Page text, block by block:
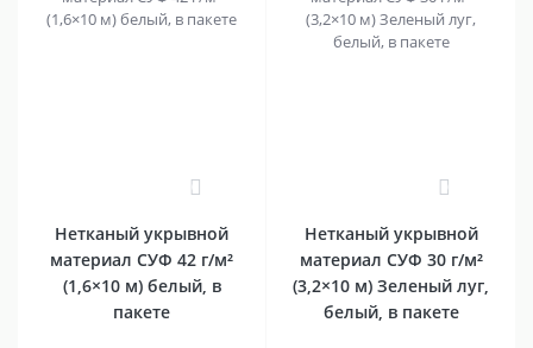
Нетканый укрывной
материал СУФ 42 г/м²
(1,6×10 м) белый, в
пакете
Нетканый укрывной
материал СУФ 30 г/м²
(3,2×10 м) Зеленый луг,
белый, в пакете